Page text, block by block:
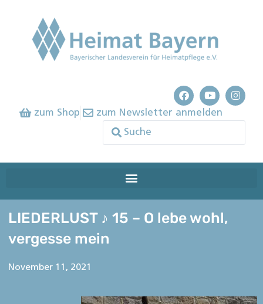
zum Shop zum Newsletter anmelden
LIEDERLUST ♪ 15 – O lebe wohl,
vergesse mein
November 11, 2021